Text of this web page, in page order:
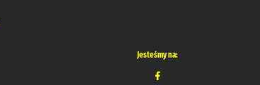
Jesteśmy na: